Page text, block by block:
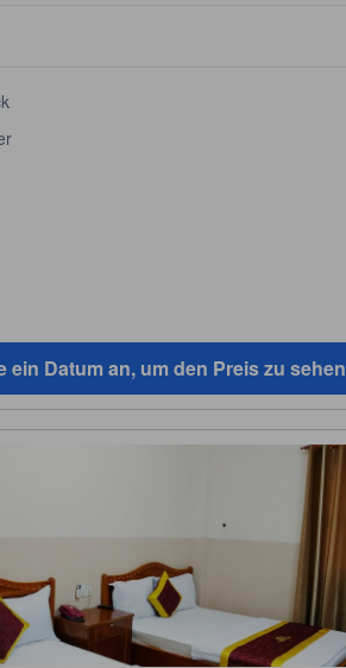
ein Datum an, um den Preis zu sehen